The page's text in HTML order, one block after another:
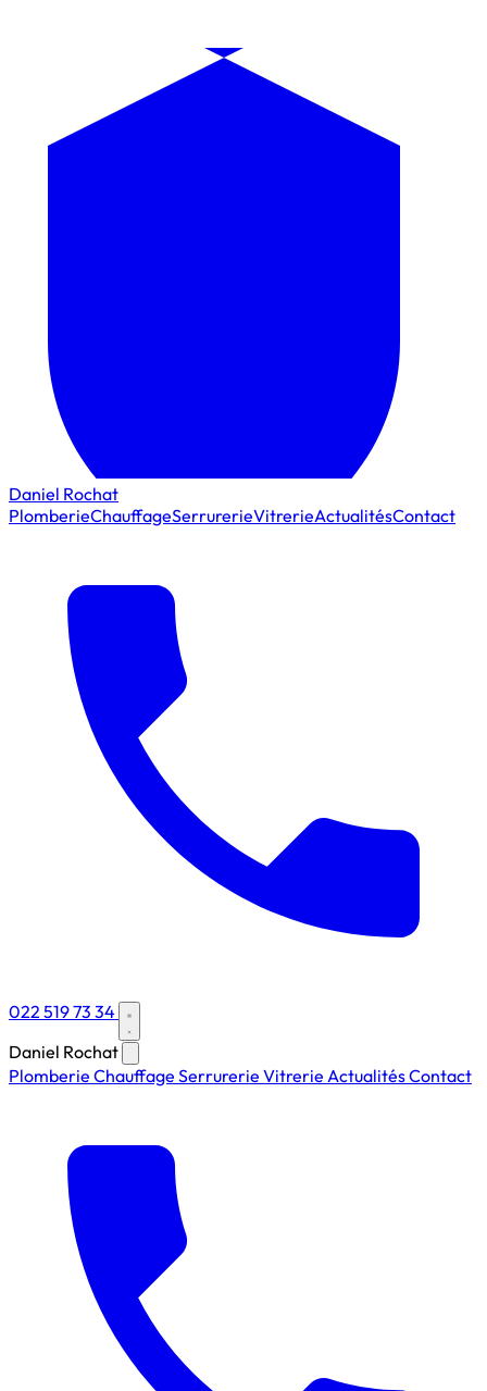
Daniel Rochat
PlomberieChauffageSerrurerieVitrerieActualitésContact
022 519 73 34
Daniel Rochat
Plomberie Chauffage Serrurerie Vitrerie ActualitésContact